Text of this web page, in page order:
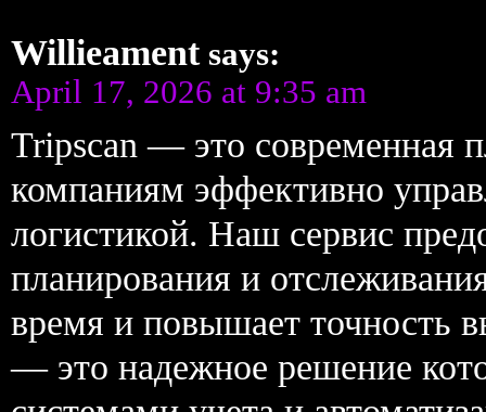
Willieament says:
April 17, 2026 at 9:35 am
Tripscan — это современная
компаниям эффективно
логистикой. Наш сервис
планирования и
время и повышает точность
— это надежное решение